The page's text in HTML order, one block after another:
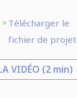
Télécharger le
fichier de projet
VIDÉO (2 min)